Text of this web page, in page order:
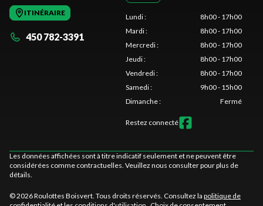
ITINÉRAIRE
450 782-3391
Lundi:
8h00 - 17h00
Mardi:
8h00 - 17h00
Mercredi:
8h00 - 17h00
Jeudi:
8h00 - 17h00
Vendredi:
8h00 - 17h00
Samedi:
9h00 - 15h00
Dimanche: Fermé
Restez connecté
Les données affichées sont à titre indicatif seulement et ne peuvent être
considérées comme contractuelles. Veuillez nous consulter pour plus de
détails.
© 2026 Roulottes Boisvert. Tous droits réservés. Consultez la politique de